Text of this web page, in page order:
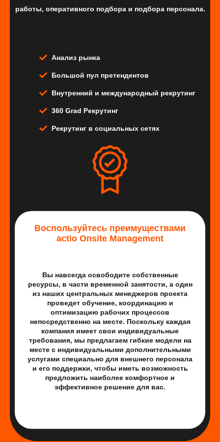
работы, оперативного подбора и подбора персонала.
Анализ рынка
Большой пул претендентов
Внутренний и международный рекрутинг
360 Grad Рекрутинг
Рекрутинг в социальных сетях
Воспользуйтесь преимуществами
actio Onsite Management
Вы навсегда освободите собственные
ресурсы, в части временной занятости, а один
из наших центральных менеджеров проекта
проведет обучение, координацию и
оптимизацию рабочих процессов
непосредственно на месте. Поскольку каждая
компания имеет свои индивидуальные
требования, мы предлагаем гибкие модели на
месте с индивидуальными дополнительными
услугами специально для внешнего персонала
и его поддержки, чтобы иметь возможность
предложить наиболее комфортное и
эффективное решение для вас.